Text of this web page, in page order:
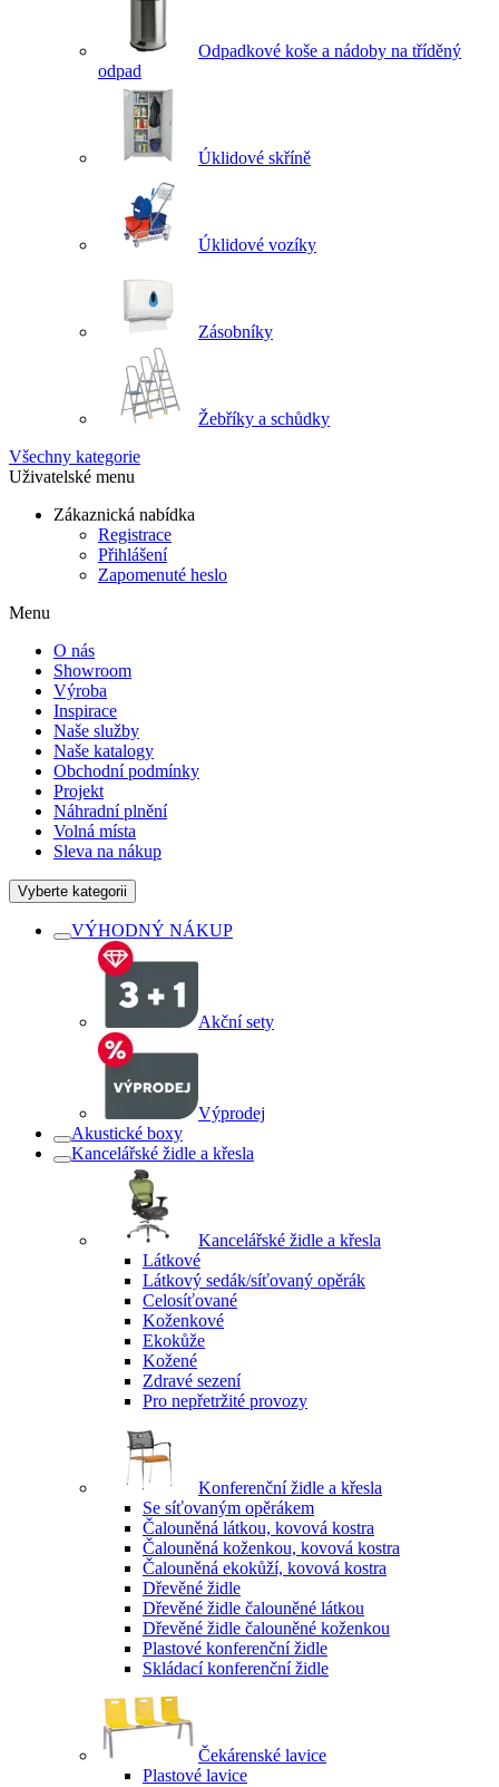
Odpadkové koše a nádoby na tříděný
odpad
Úklidové skříně
Úklidové vozíky
Zásobníky
Žebříky a schůdky
Všechny kategorie
Uživatelské menu
Zákaznická nabídka
Registrace
Přihlášení
Zapomenuté heslo
Menu
O nás
Showroom
Výroba
Inspirace
Naše služby
Naše katalogy
Obchodní podmínky
Projekt
Náhradní plnění
Volná místa
Sleva na nákup
Vyberte kategorii
VÝHODNÝ NÁKUP
Akční sety
Výprodej
Akustické boxy
Kancelářské židle a křesla
Kancelářské židle a křesla
Látkové
Látkový sedák/síťovaný opěrák
Celosíťované
Koženkové
Ekokůže
Kožené
Zdravé sezení
Pro nepřetržité provozy
Konferenční židle a křesla
Se síťovaným opěrákem
Čalouněná látkou, kovová kostra
Čalouněná koženkou, kovová kostra
Čalouněná ekokůží, kovová kostra
Dřevěné židle
Dřevěné židle čalouněné látkou
Dřevěné židle čalouněné koženkou
Plastové konferenční židle
Skládací konferenční židle
Čekárenské lavice
Plastové lavice